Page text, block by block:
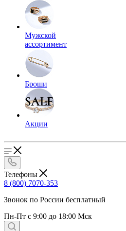
Мужской
ассортимент
Броши
Акции
Телефоны
8 (800) 7070-353
Звонок по России бесплатный
Пн-Пт с 9:00 до 18:00 Мск